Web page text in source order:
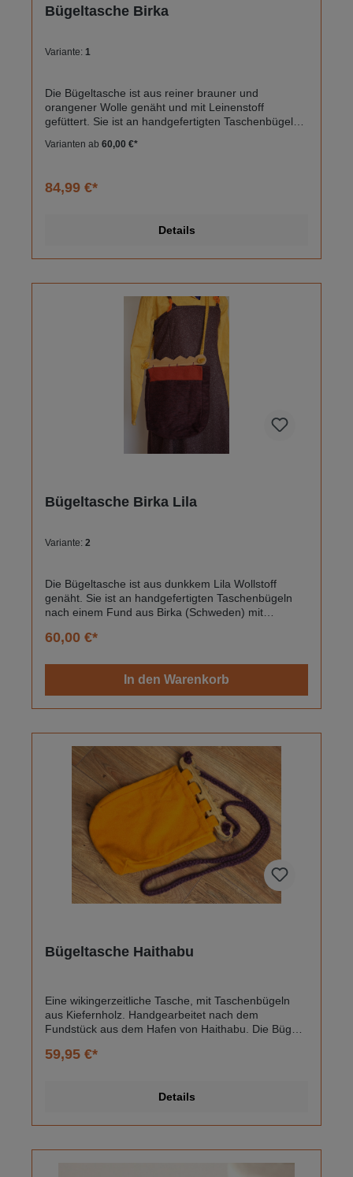
Bügeltasche Birka
Variante: 1
Die Bügeltasche ist aus reiner brauner und
orangener Wolle genäht und mit Leinenstoff
gefüttert. Sie ist an handgefertigten Taschenbügeln
handgesponnener Wolle befestigt.Die Tasche bietet
Osebergmuster über der Schulter getragen. Im
WolleInnenmaterial: 100%
WolleTaschenbügel:Buchenholz
Varianten ab 60,00 €*
84,99 €*
Details
Bügeltasche Birka Lila
Variante: 2
Die Bügeltasche ist aus dunkkem Lila Wollstoff
genäht. Sie ist an handgefertigten Taschenbügeln
nach einem Fund aus Birka (Schweden) mit
Platz für einige Alltagsgegenstände und kann mit
60,00 €*
In den Warenkorb
Bügeltasche Haithabu
Eine wikingerzeitliche Tasche, mit Taschenbügeln
aus Kiefernholz. Handgearbeitet nach dem
Fundstück aus dem Hafen von Haithabu. Die Bügel
es im Buch "Spurensuche Haithabu" zu sehen ist.
aus einem senfgelben Wollstoff von Hand genäht.
Taschenbügel befestigt ist, sorgen für Stabilität.Sie
59,95 €*
Details